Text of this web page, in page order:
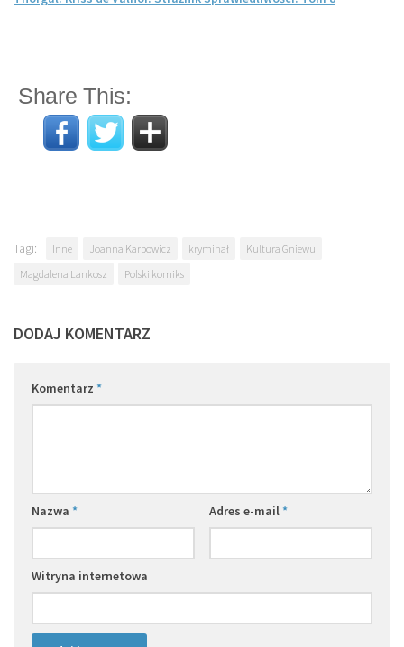
Share This:
Tagi: Inne Joanna Karpowicz kryminał
Kultura Gniewu
Magdalena Lankosz
Polski komiks
DODAJ KOMENTARZ
Komentarz *
Nazwa * Adres e-mail*
Witryna internetowa